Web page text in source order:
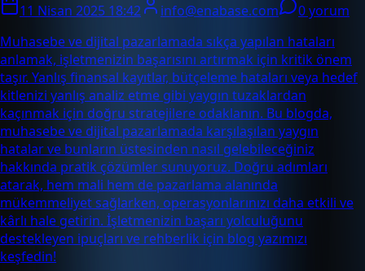
11 Nisan 2025 18:42 info@enabase.com
0 yorum
Muhasebe ve dijital pazarlamada sıkça yapılan hataları
anlamak, işletmenizin başarısını artırmak için kritik önem
taşır. Yanlış finansal kayıtlar, bütçeleme hataları veya hedef
kitlenizi yanlış analiz etme gibi yaygın tuzaklardan
kaçınmak için doğru stratejilere odaklanın. Bu blogda,
muhasebe ve dijital pazarlamada karşılaşılan yaygın
hatalar ve bunların üstesinden nasıl gelebileceğiniz
hakkında pratik çözümler sunuyoruz. Doğru adımları
atarak, hem mali hem de pazarlama alanında
mükemmeliyet sağlarken, operasyonlarınızı daha etkili ve
kârlı hale getirin. İşletmenizin başarı yolculuğunu
destekleyen ipuçları ve rehberlik için blog yazımızı
keşfedin!